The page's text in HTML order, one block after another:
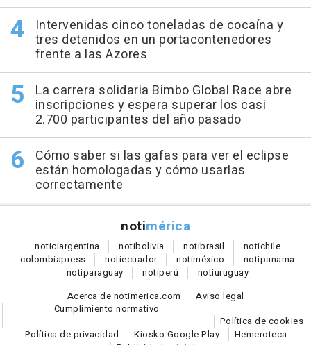
Intervenidas cinco toneladas de cocaína y
tres detenidos en un portacontenedores
frente a las Azores
La carrera solidaria Bimbo Global Race abre
inscripciones y espera superar los casi
2.700 participantes del año pasado
Cómo saber si las gafas para ver el eclipse
están homologadas y cómo usarlas
correctamente
notimérica
noticiargentina notibolivia notibrasil notichile
colombiapress notiecuador notiméxico notipanama
notiparaguay notiperú notiuruguay
Acerca de notimerica.com
Aviso legal
Cumplimiento normativo
Política de cookies
Política de privacidad
Kiosko Google Play
Hemeroteca